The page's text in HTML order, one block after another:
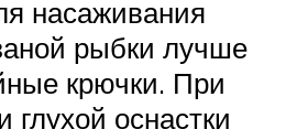
насаживания
рыбки лучше
крючки. При
глухой оснастки